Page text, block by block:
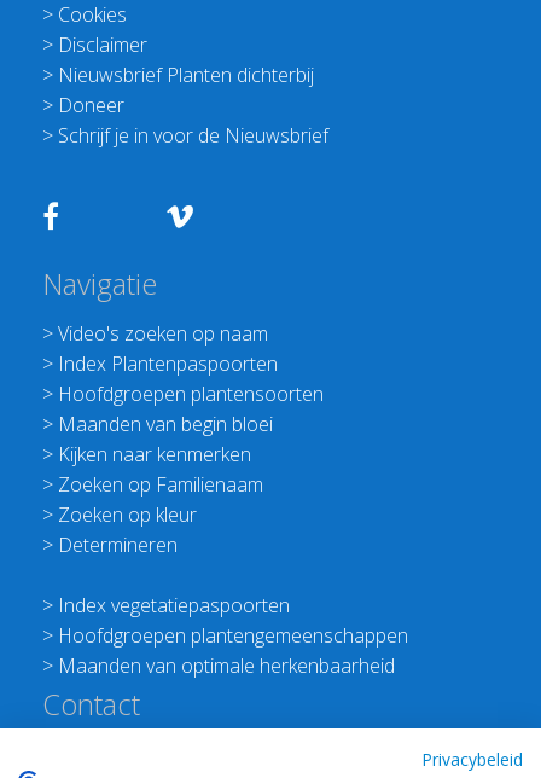
> Cookies
> Disclaimer
> Nieuwsbrief Planten dichterbij
> Doneer
> Schrijf je in voor de Nieuwsbrief
Navigatie
>Video's zoeken op naam
> Index Plantenpaspoorten
> Hoofdgroepen plantensoorten
> Maanden van begin bloei
> Kijken naar kenmerken
> Zoeken op Familienaam
> Zoeken op kleur
> Determineren
> Index vegetatiepaspoorten
> Hoofdgroepen plantengemeenschappen
> Maanden van optimale herkenbaarheid
Contact
Privacybeleid